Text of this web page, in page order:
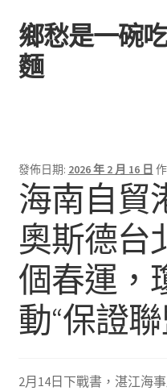
跳
至
導
跳
至
主
鄉愁是一碗
麵
發佈日期: 2026 年 2 月 16 日
海南自貿
奧斯德台
個春運，
動“保證聯
2月14日下戰書，湛江海